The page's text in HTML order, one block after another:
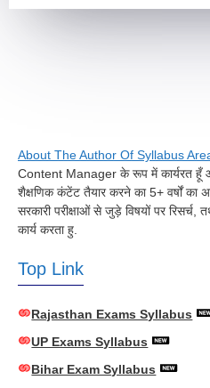
About The Author Of Syllabus
Content Manager के रूप में कार्यरत हूँ
शैक्षणिक कंटेंट तैयार करने का 5+ वर्षों का
सरकारी परीक्षाओं से जुड़े विषयों पर
कार्य करता हु.
Top Link
Rajasthan Exams Syllabus
UP Exams Syllabus
Bihar Exam Syllabus